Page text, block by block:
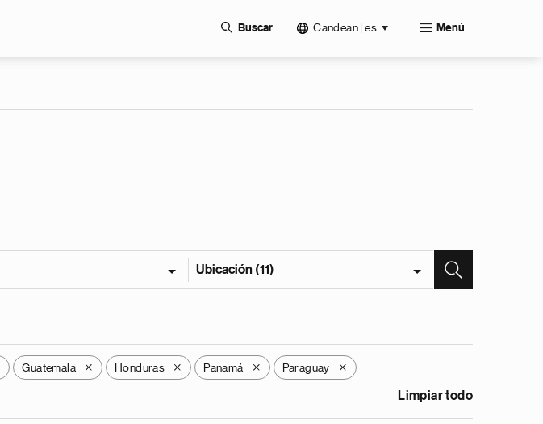
Buscar Candean | es Menú
Ubicación (11)
Guatemala X Honduras X Panamá X Paraguay X
Limpiar todo